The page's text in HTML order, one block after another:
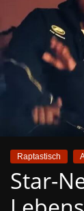
Raptastisch
Star-